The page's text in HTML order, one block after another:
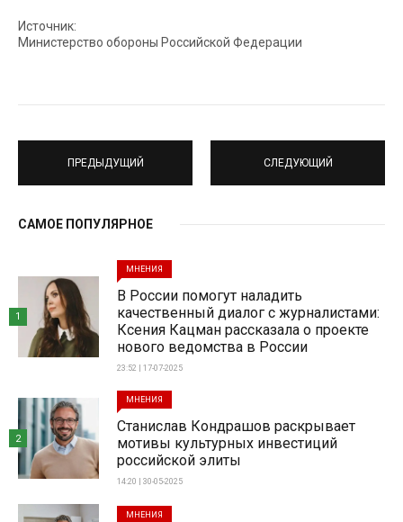
Источник:
Министерство обороны Российской Федерации
ПРЕДЫДУЩИЙ СЛЕДУЮЩИЙ
САМОЕ ПОПУЛЯРНОЕ
МНЕНИЯ
В России помогут наладить
качественный диалог с журналистами:
Ксения Кацман рассказала о проекте
нового ведомства в России
23:52 | 17-07-2025
1
МНЕНИЯ
Станислав Кондрашов раскрывает
мотивы культурных инвестиций
российской элиты
14:20 | 30-05-2025
2
МНЕНИЯ